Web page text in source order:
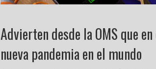
Advierten desde la OMS que
nueva pandemia en el mundo